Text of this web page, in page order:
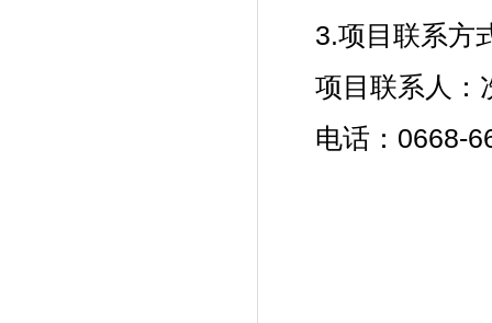
3.项目联系方
项目联系人：
电话： 0668-